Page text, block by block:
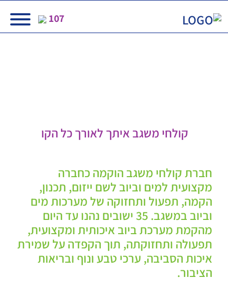
to
content
107
קולחי משגב איתך לאורך כל הקו
חברת קולחי משגב הוקמה כחברה
מקצועית למים וביוב לשם ייזום, תכנון,
הקמה, תפעול ותחזוקה של מערכות מים
וביוב במשגב. 35 ישובים נהנו עד היום
מהקמת מערכת ביוב איכותית ומקצועית,
תפעולה ותחזוקתה, תוך הקפדה על שמירת
איכות הסביבה, ערכי טבע ונוף ובריאות
הציבור.